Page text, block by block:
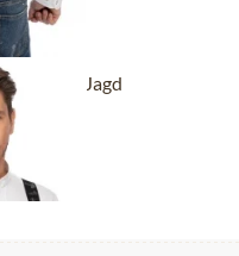
721-Jagd